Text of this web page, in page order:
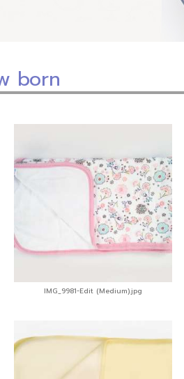
born
IMG_9981-Edit (Medium).jpg